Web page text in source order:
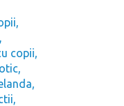
copii